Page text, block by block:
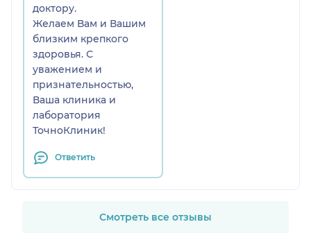
доктору.
Желаем Вам и Вашим
близким крепкого
здоровья. С
уважением и
признательностью,
Ваша клиника и
лаборатория
ТочноКлиник!
Ответить
Смотреть все отзывы